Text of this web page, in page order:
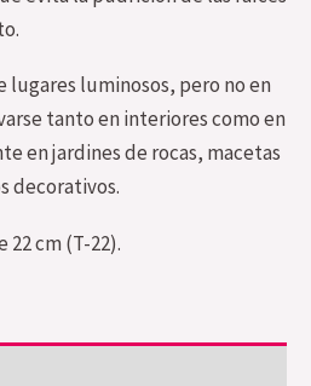
lugares luminosos, pero no en
tanto en interiores como en
en jardines de rocas, macetas
decorativos.
cm (T-22).